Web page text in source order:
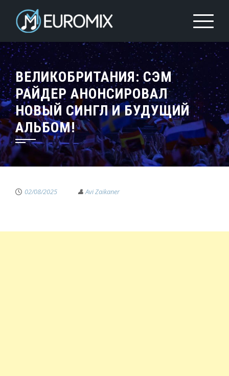
ВЕЛИКОБРИТАНИЯ: СЭМ
РАЙДЕР АНОНСИРОВАЛ
НОВЫЙ СИНГЛ И БУДУЩИЙ
АЛЬБОМ!
02/08/2025